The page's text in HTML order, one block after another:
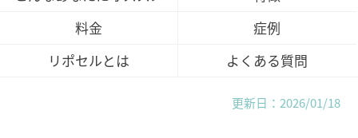
料金
症例
リポセルとは
よくある質問
更新日：2026/01/18